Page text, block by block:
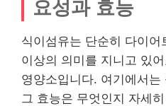
요성과 효능
식이섬유는 단순히 다이
이상의 의미를 지니고 있
영양소입니다. 여기에서
그 효능은 무엇인지 자세